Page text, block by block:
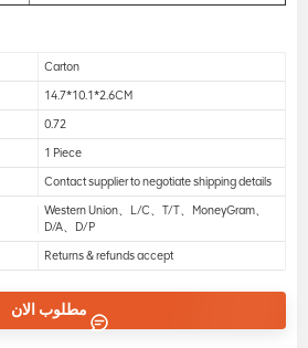
Carton
14.7*10.1*2.6CM
0.72
1 Piece
Contact supplier to negotiate shipping details
Western Union、L/C、T/T、MoneyGram、
D/A、D/P
Returns & refunds accept
مطلوب الان